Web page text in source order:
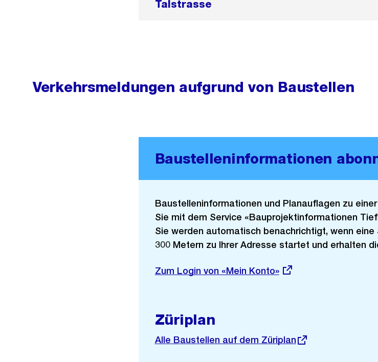
Talstrasse
Verkehrsmeldungen aufgrund von Baustellen
Baustelleninformationen
Baustelleninformationen und Planauflagen zu
Sie mit dem Service «Bauprojektinformationen
Sie werden automatisch benachrichtigt, wenn
300 Metern zu Ihrer Adresse startet und erhalten
Externer
Zum Login von «Mein Konto»
Züriplan
Externer
Link:
Alle Baustellen auf dem Züriplan